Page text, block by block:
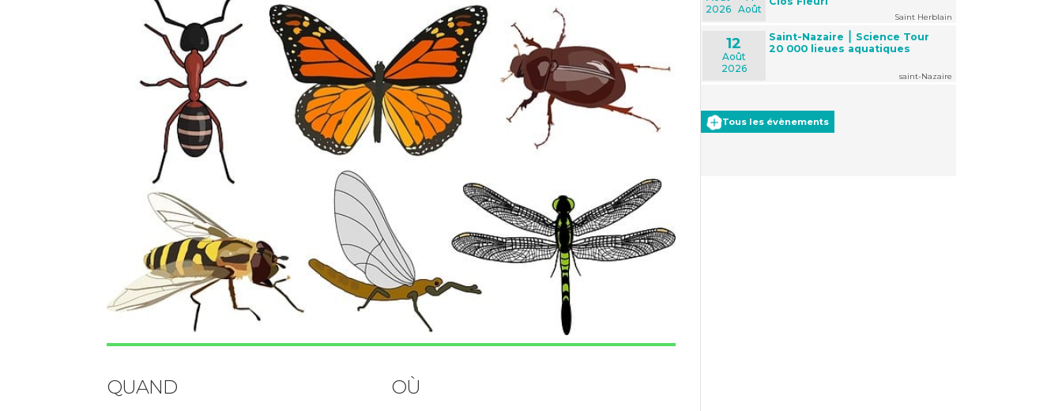
QUAND OÙ
2026
Août
Saint Herblain
12
Août
2026
Saint-Nazaire ⎮ Science Tour
20 000 lieues aquatiques
saint-Nazaire
Tous les évènements